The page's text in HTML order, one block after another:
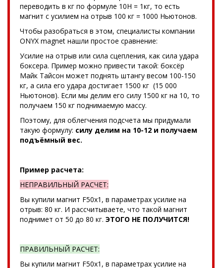
переводить в кг по формуле 10Н = 1кг, то есть
магнит с усилием на отрыв 100 кг = 1000 Ньютонов.
Чтобы разобраться в этом, специалисты компании
ONYX magnet нашли простое сравнение:
Усилие на отрыв или сила сцепления, как сила удара
боксера. Пример можно привести такой: боксёр
Майк Тайсон может поднять штангу весом 100-150
кг, а сила его удара достигает 1500 кг (15 000
Ньютонов). Если мы делим его силу 1500 кг на 10, то
получаем 150 кг поднимаемую массу.
Поэтому, для облегчения подсчета мы придумали
такую формулу: силу делим на 10-12 и получаем
подъёмный вес.
Пример расчета:
НЕПРАВИЛЬНЫЙ РАСЧЕТ:
Вы купили магнит F50x1, в параметрах усилие на
отрыв: 80 кг. И рассчитываете, что такой магнит
поднимет от 50 до 80 кг. ЭТОГО НЕ ПОЛУЧИТСЯ!
ПРАВИЛЬНЫЙ РАСЧЕТ:
Вы купили магнит F50x1, в параметрах усилие на